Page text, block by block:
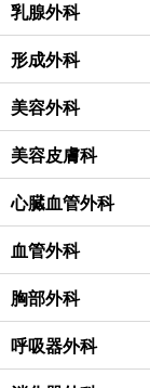
乳腺外科
形成外科
美容外科
美容皮膚科
心臓血管外科
血管外科
胸部外科
呼吸器外科